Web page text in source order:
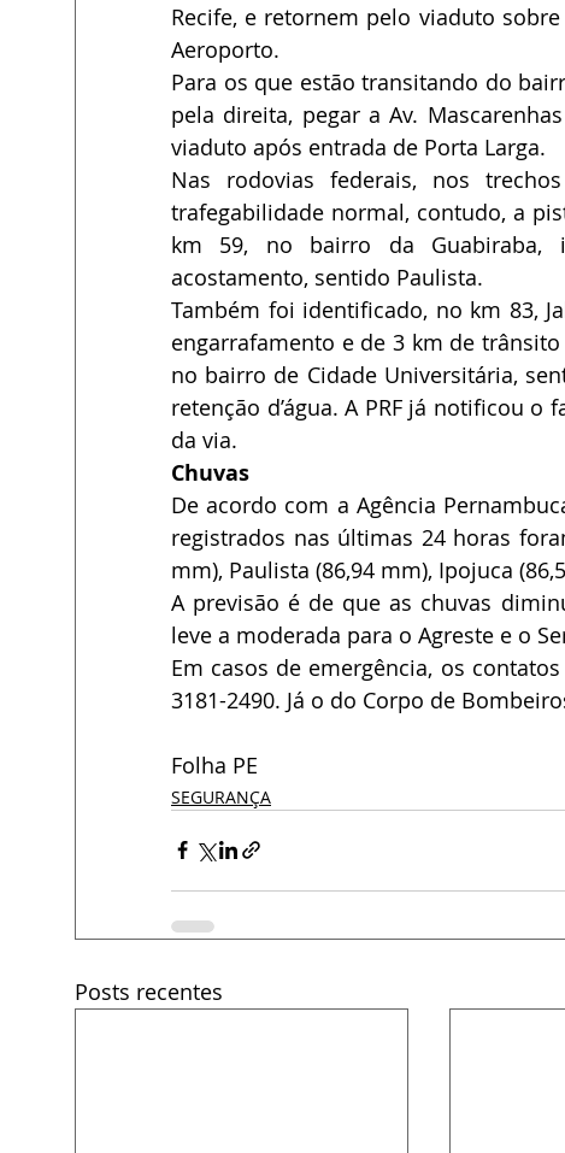
Recife, e retornem pelo viaduto
Aeroporto.
Para os que estão transitando do
pela direita, pegar a Av.
viaduto após entrada de Porta Larga.
Nas rodovias federais, nos
trafegabilidade normal, contudo, a
km 59, no bairro da Guabiraba,
acostamento, sentido Paulista.
Também foi identificado, no km 83,
engarrafamento e de 3 km de
no bairro de Cidade Universitária,
retenção d’água. A PRF já notificou o
da via.
Chuvas
De acordo com a Agência
registrados nas últimas 24 horas
mm), Paulista (86,94 mm), Ipojuca
A previsão é de que as chuvas
leve a moderada para o Agreste e o
Em casos de emergência, os
3181-2490. Já o do Corpo de
Folha PE
SEGURANÇA
Posts recentes